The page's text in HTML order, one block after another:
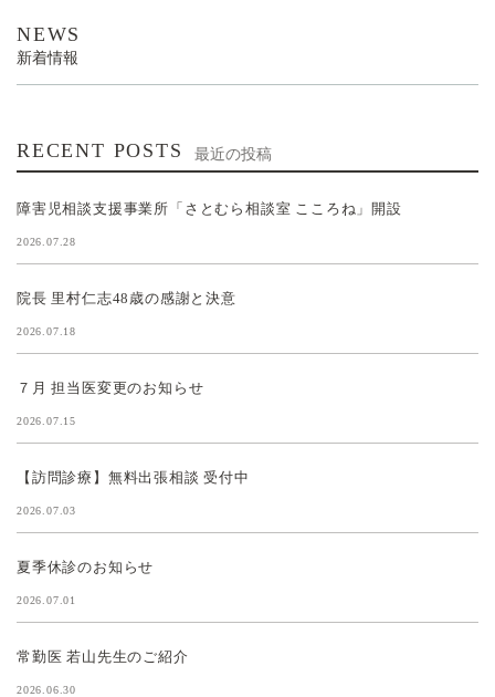
NEWS
新着情報
RECENT POSTS 最近の投稿
障害児相談支援事業所「さとむら相談室 こころね」開設
2026.07.28
院長 里村仁志48歳の感謝と決意
2026.07.18
７月 担当医変更のお知らせ
2026.07.15
【訪問診療】無料出張相談 受付中
2026.07.03
夏季休診のお知らせ
2026.07.01
常勤医 若山先生のご紹介
2026.06.30